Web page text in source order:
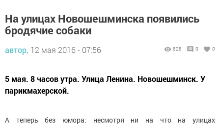
На улицах Новошешминска появились
бродячие собаки
автор, 12 мая 2016 - 07:56 828 0 0
5 мая. 8 часов утра. Улица Ленина. Новошешминск. У
парикмахерской.
А теперь без юмора: несмотря ни на что на улицах